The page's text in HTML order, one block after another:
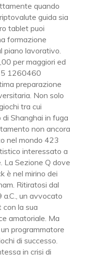
quando
guida sia
tablet puoi
formazione
piano lavorativo.
per maggiori ed
1260460
preparazione
Non solo
tra cui
di Shanghai in fuga
non ancora
nel mondo 423
interessato a
La Sezione Q dove
è nel mirino dei
Ritiratosi dal
un avvocato
la sua
amatoriale. Ma
programmatore
di successo.
in crisi di